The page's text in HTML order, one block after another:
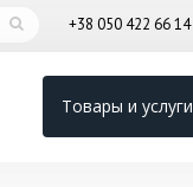
+38 050 422 66 14
Товары и услуги